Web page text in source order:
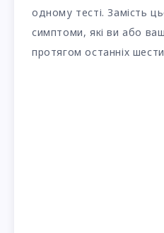
одному тесті. Замість
симптоми, які ви або
протягом останніх шести